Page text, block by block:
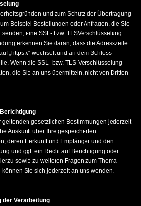
und zum Schutz der Übertragung
Beispiel Bestellungen oder Anfragen, die Sie
eine SSL- bzw. TLSVerschlüsselung.
erkennen Sie daran, dass die Adresszeile
„https://“ wechselt und an dem Schloss-
Wenn die SSL- bzw. TLS-Verschlüsselung
die Sie an uns übermitteln, nicht von Dritten
geltenden gesetzlichen Bestimmungen jederzeit
Auskunft über Ihre gespeicherten
deren Herkunft und Empfänger und den
und ggf. ein Recht auf Berichtigung oder
sowie zu weiteren Fragen zum Thema
Sie sich jederzeit an uns wenden.
der Verarbeitung